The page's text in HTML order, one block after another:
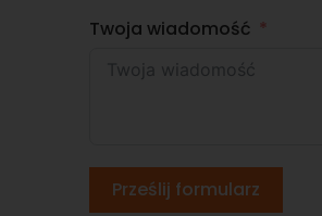
Twoja wiadomość
Prześlij formularz